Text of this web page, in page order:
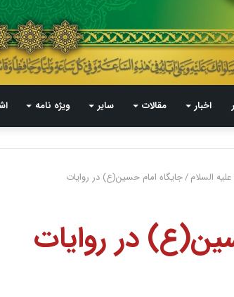
اخبار مقالات سایر ویژه نامه
السلام/جایگاه امام حسین(ع) در روایات
در روایات